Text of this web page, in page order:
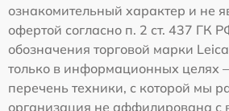
ознакомительный характер и не
офертой согласно п. 2 ст. 437 ГК
обозначения торговой марки
только в информационных целях
перечень техники, с которой мы
организация не аффилирована с